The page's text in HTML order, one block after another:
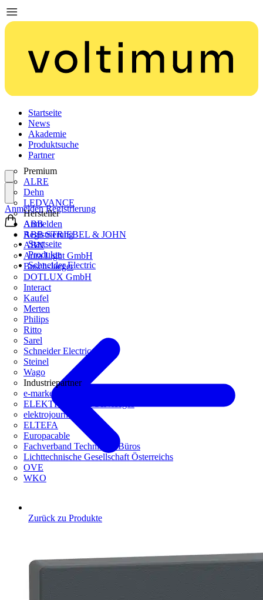
Startseite
News
Akademie
Produktsuche
Partner
Premium
ALRE
Dehn
LEDVANCE
Hersteller
ABB
ABB STRIEBEL & JOHN
ABN
Aura Light GmbH
Busch-Jaeger
DOTLUX GmbH
Interact
Kaufel
Merten
Philips
Ritto
Sarel
Schneider Electric
Steinel
Wago
Industriepartner
e-marke
ELEKTRO Daten Serviceges
elektrojournal
ELTEFA
Europacable
Fachverband Technische Büros
Lichttechnische Gesellschaft Österreichs
OVE
WKO
Anmelden
Registrierung
Anmelden Registrierung
Startseite
Produkte
Schneider Electric
Zurück zu Produkte